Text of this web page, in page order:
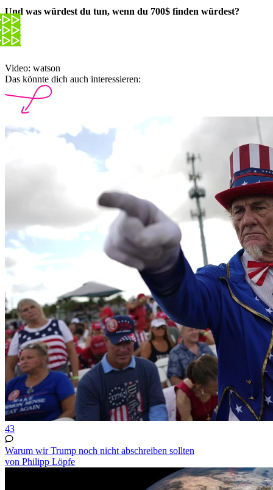
Und was würdest du tun, wenn du 700$ finden würdest?
Video: watson
Das könnte dich auch interessieren:
43
Warum wir Trump noch nicht abschreiben sollten
von Philipp Löpfe